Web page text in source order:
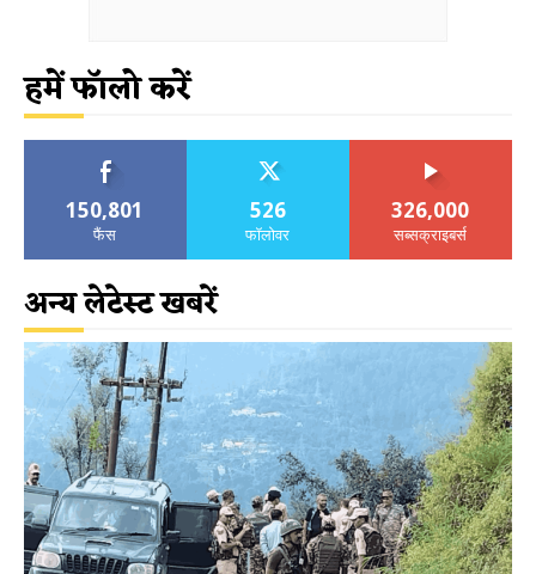
हमें फॉलो करें
150,801
फैंस
526
फॉलोवर
326,000
सब्सक्राइबर्स
अन्य लेटेस्ट खबरें